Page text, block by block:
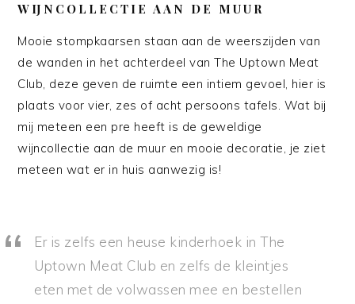
WIJNCOLLECTIE AAN DE MUUR
Mooie stompkaarsen staan aan de weerszijden van
de wanden in het achterdeel van The Uptown Meat
Club, deze geven de ruimte een intiem gevoel, hier is
plaats voor vier, zes of acht persoons tafels. Wat bij
mij meteen een pre heeft is de geweldige
wijncollectie aan de muur en mooie decoratie, je ziet
meteen wat er in huis aanwezig is!
Er is zelfs een heuse kinderhoek in The
Uptown Meat Club en zelfs de kleintjes
eten met de volwassen mee en bestellen